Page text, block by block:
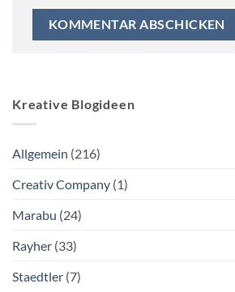
Kreative Blogideen
Allgemein (216)
Creativ Company (1)
Marabu (24)
Rayher (33)
Staedtler (7)